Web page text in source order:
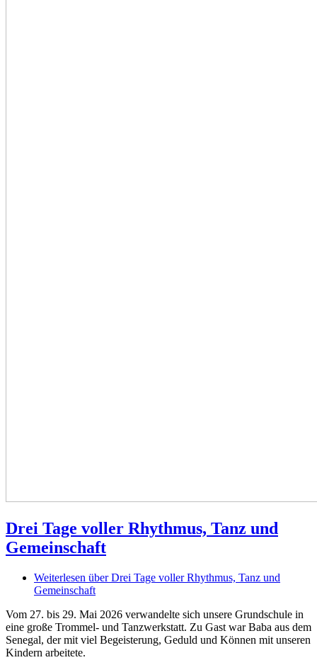
Drei Tage voller Rhythmus, Tanz und
Gemeinschaft
Weiterlesen über Drei Tage voller Rhythmus, Tanz und
Gemeinschaft
Vom 27. bis 29. Mai 2026 verwandelte sich unsere Grundschule in
eine große Trommel- und Tanzwerkstatt. Zu Gast war Baba aus dem
Senegal, der mit viel Begeisterung, Geduld und Können mit unseren
Kindern arbeitete.